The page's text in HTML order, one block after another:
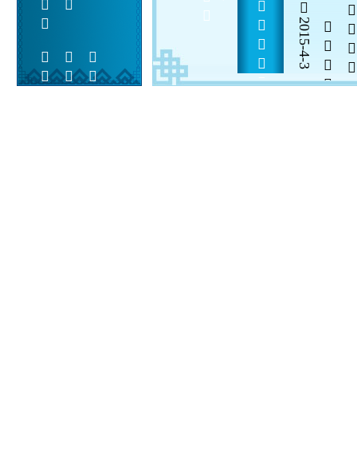
 
2015-4-3